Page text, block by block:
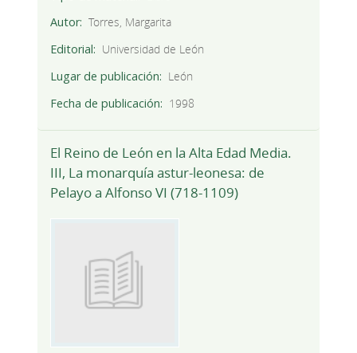
Autor
Torres, Margarita
Editorial
Universidad de León
Lugar de publicación
León
Fecha de publicación
1998
El Reino de León en la Alta Edad Media.
III, La monarquía astur-leonesa: de
Pelayo a Alfonso VI (718-1109)